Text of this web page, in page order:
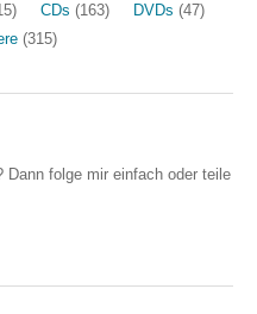
CDs (163) DVDs (47)
(315)
Dann folge mir einfach oder teile